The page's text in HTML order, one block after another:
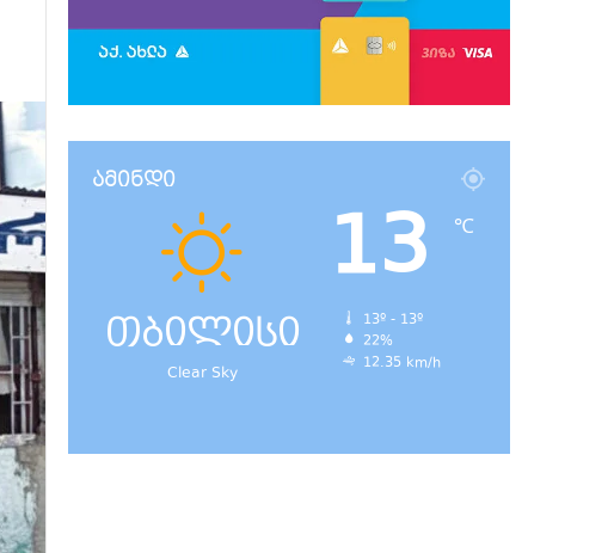
ამინდი
თბილისი
Clear Sky
13 ℃
13º - 13º
22%
12.35 km/h